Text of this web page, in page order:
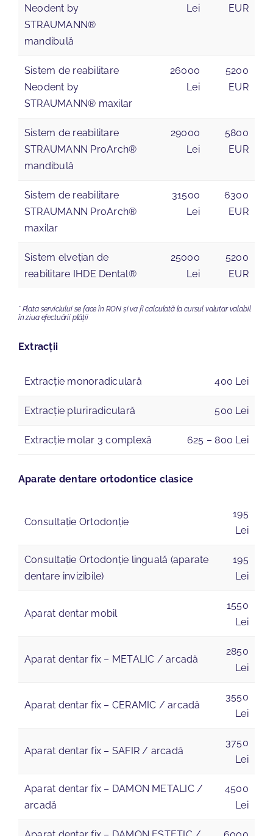
Neodent by
STRAUMANN®
mandibulă
Lei
EUR
Sistem de reabilitare
Neodent by
STRAUMANN® maxilar
26000
Lei
5200
EUR
Sistem de reabilitare
STRAUMANN ProArch®
mandibulă
29000
Lei
5800
EUR
Sistem de reabilitare
STRAUMANN ProArch®
maxilar
31500
Lei
6300
EUR
Sistem elvețian de
reabilitare IHDE Dental®
25000
Lei
5200
EUR
* Plata serviciului se face în RON și va fi calculată la cursul valutar valabil
în ziua efectuării plății
Extracții
Extracție monoradiculară 400 Lei
Extracție pluriradiculară 500 Lei
Extracție molar 3 complexă 625 – 800 Lei
Aparate dentare ortodontice clasice
Consultație Ortodonție
195
Lei
Consultație Ortodonție linguală (aparate
dentare invizibile)
195
Lei
Aparat dentar mobil
1550
Lei
Aparat dentar fix – METALIC / arcadă
2850
Lei
Aparat dentar fix – CERAMIC / arcadă
3550
Lei
Aparat dentar fix – SAFIR / arcadă
3750
Lei
Aparat dentar fix – DAMON METALIC /
arcadă
4500
Lei